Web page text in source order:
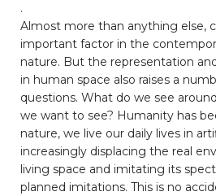
.
Almost more than anything else,
important factor in the
nature. But the representation
in human space also raises a
questions. What do we see
we want to see? Humanity has
nature, we live our daily lives in
increasingly displacing the real
living space and imitating its
planned imitations. This is no